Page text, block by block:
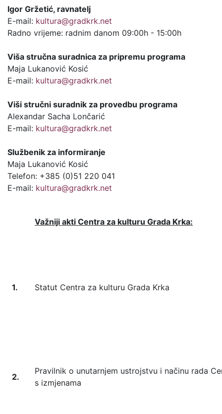
Igor Gržetić, ravnatelj
E-mail: kultura@gradkrk.net
Radno vrijeme: radnim danom 09:00h - 15:00h
Viša stručna suradnica za pripremu programa
Maja Lukanović Kosić
E-mail: kultura@gradkrk.net
Viši stručni suradnik za provedbu programa
Alexandar Sacha Lončarić
E-mail: kultura@gradkrk.net
Službenik za informiranje
Maja Lukanović Kosić
Telefon: +385 (0)51 220 041
E-mail: kultura@gradkrk.net
Važniji akti Centra za kulturu Grada Krka:
1. Statut Centra za kulturu Grada Krka
2.
Pravilnik o unutarnjem ustrojstvu i načinu rada
s izmjenama